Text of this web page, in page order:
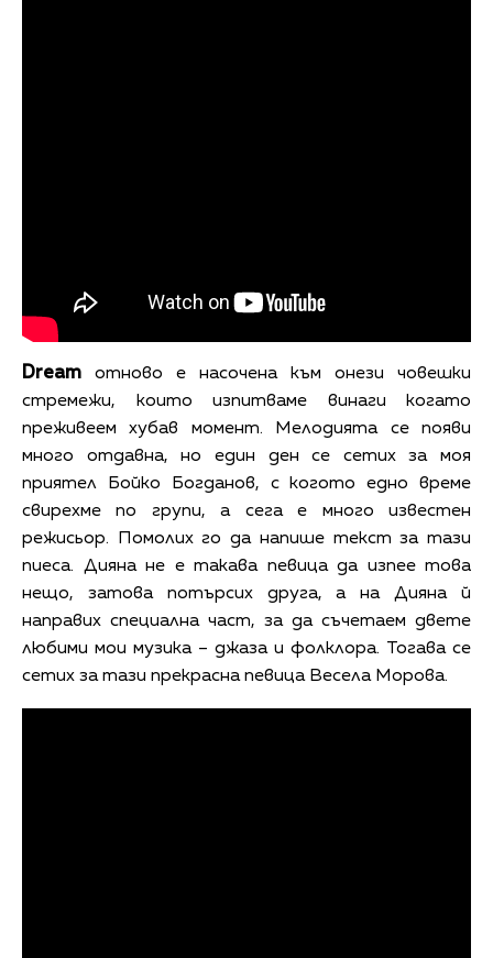
Dream отново е насочена към онези човешки
стремежи, които изпитваме винаги когато
преживеем хубав момент. Мелодията се появи
много отдавна, но един ден се сетих за моя
приятел Бойко Богданов, с когото едно време
свирехме по групи, а сега е много известен
режисьор. Помолих го да напише текст за тази
пиеса. Дияна не е такава певица да изпее това
нещо, затова потърсих друга, а на Дияна й
направих специална част, за да съчетаем двете
любими мои музика – джаза и фолклора. Тогава се
сетих за тази прекрасна певица Весела Морова.